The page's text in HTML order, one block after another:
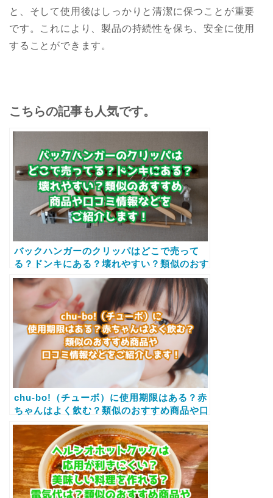
と、そして使用後はしっかりと清潔に保つことが重要
です。これにより、製品の持続性を保ち、安全に使用
することができます。
こちらの記事も人気です。
バックハンガーのクリッパはどこで売って
る？ドンキにある？壊れやすい？類似のおす
すめ商品や口コミ情報などをご紹介します！
chu-bo!（チューボ）に使用期限はある？赤
ちゃんはよく飲む？類似のおすすめ商品や口
コミ情報などをご紹介します！